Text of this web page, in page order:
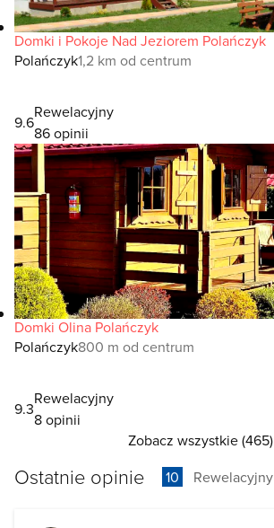
Domki i Pokoje Nad Jeziorem Polańczyk
Polańczyk1,2 km od centrum
9.6
Rewelacyjny
86 opinii
Domki Olina Polańczyk
Polańczyk800 m od centrum
9.3
Rewelacyjny
8 opinii
Zobacz wszystkie (465)
Ostatnie opinie 10 Rewelacyjny